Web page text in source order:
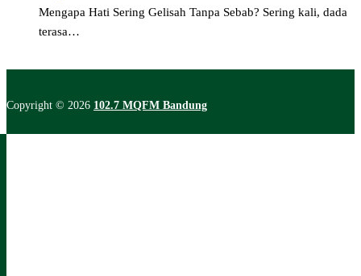
Mengapa Hati Sering Gelisah Tanpa Sebab? Sering kali, dada
terasa…
Copyright © 2026 102.7 MQFM Bandung